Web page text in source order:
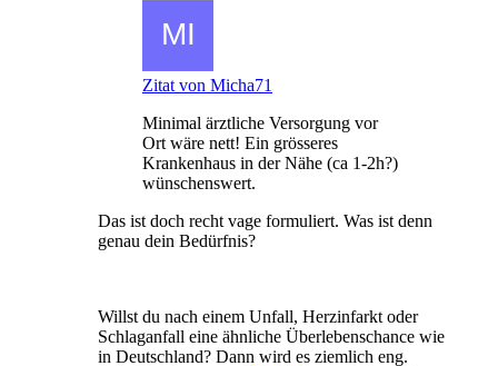
Zitat von Micha71
Minimal ärztliche Versorgung vor
Ort wäre nett! Ein grösseres
Krankenhaus in der Nähe (ca 1-2h?)
wünschenswert.
Das ist doch recht vage formuliert. Was ist denn
genau dein Bedürfnis?
Willst du nach einem Unfall, Herzinfarkt oder
Schlaganfall eine ähnliche Überlebenschance wie
in Deutschland? Dann wird es ziemlich eng.